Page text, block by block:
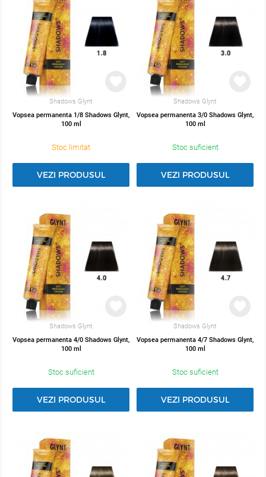
Shadows Glynt
Vopsea permanenta 1/8 Shadows Glynt,
100 ml
Stoc limitat
VEZI PRODUSUL
Shadows Glynt
Vopsea permanenta 3/0 Shadows Glynt,
100 ml
Stoc suficient
VEZI PRODUSUL
Shadows Glynt
Vopsea permanenta 4/0 Shadows Glynt,
100 ml
Stoc suficient
VEZI PRODUSUL
Shadows Glynt
Vopsea permanenta 4/7 Shadows Glynt,
100 ml
Stoc suficient
VEZI PRODUSUL